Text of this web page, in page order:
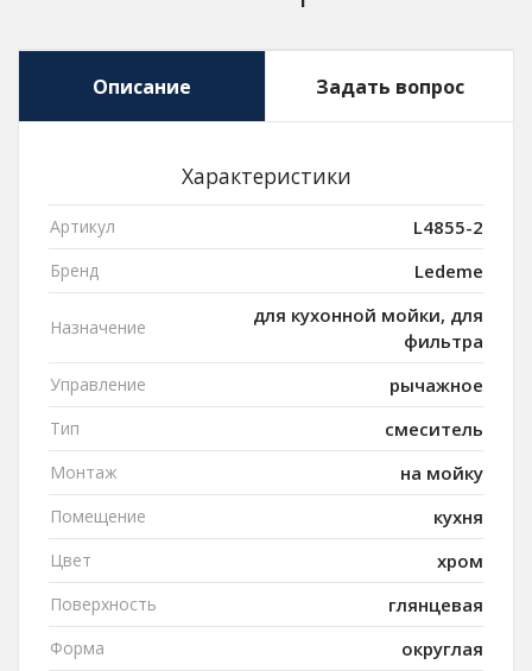
Описание Задать вопрос
Характеристики
Артикул L4855-2
Бренд Ledeme
Назначение
для кухонной мойки, для
фильтра
Управление рычажное
Тип смеситель
Монтаж на мойку
Помещение кухня
Цвет хром
Поверхность глянцевая
Форма округлая